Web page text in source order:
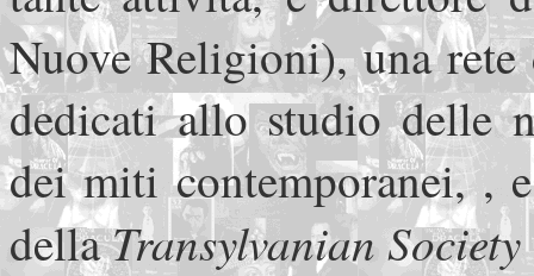
Nuove Religioni), una
dedicati allo studio delle
dei miti contemporanei, ,
dellaTransylvanian